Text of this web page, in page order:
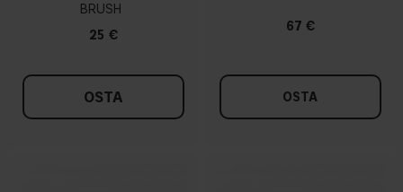
BRUSH
25 €
OSTA
67 €
OSTA